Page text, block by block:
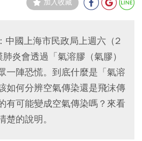
加入收藏
國上海市民政局上週六（2
炎會透過「氣溶膠（氣膠）
一陣恐慌。到底什麼是「氣溶
如何分辨空氣傳染還是飛沫傳
有可能變成空氣傳染嗎？來看
楚的說明。